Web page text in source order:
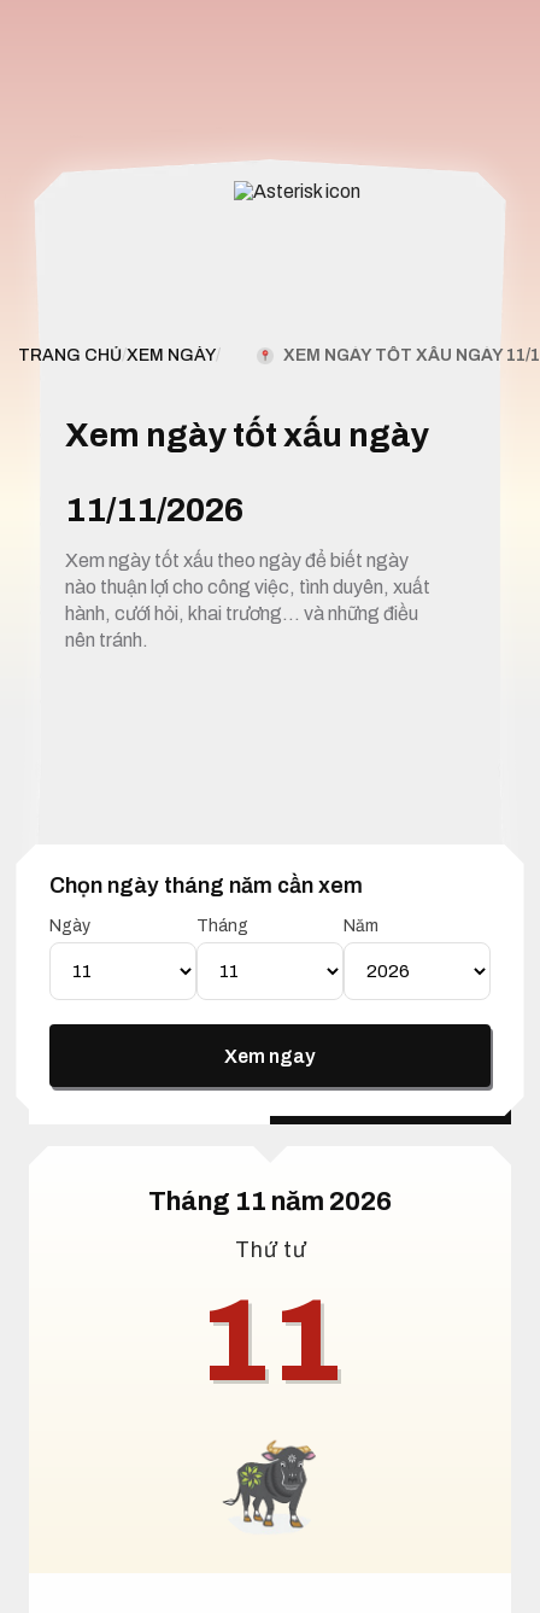
TRANG CHỦ/XEM NGÀY/ XEM NGÀY TỐT XẤU NGÀY 11/
Xem ngày tốt xấu ngày
11/11/2026
Xem ngày tốt xấu theo ngày để biết ngày
nào thuận lợi cho công việc, tình duyên, xuất
hành, cưới hỏi, khai trương… và những điều
nên tránh.
Chọn ngày tháng năm cần xem
Ngày Tháng Năm
Xem ngay
1. Xem ngày tốt xấu 11 tháng 11 năm 2026
Lịch Vạn Niên 11 Tháng 11
Năm 2026
Lịch dương Lịch âm
Tháng 11 năm 2026
Thứ tư
11